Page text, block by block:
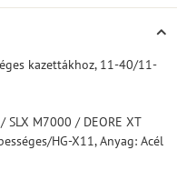
kazettákhoz, 11-40/11-
SLX M7000 / DEORE XT
HG-X11, Anyag: Acél